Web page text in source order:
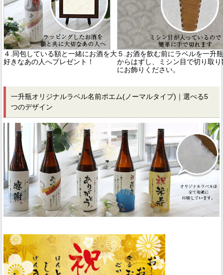
４.同包している額と一緒にお酒を大
好きなあの人へプレゼント！
５.お酒を飲む前にラベルを一升瓶
からはずし、ミシン目で切り取り
にお飾りください。
一升瓶オリジナルラベル名前ポエム(ノーマルタイプ)｜選べる5
つのデザイン